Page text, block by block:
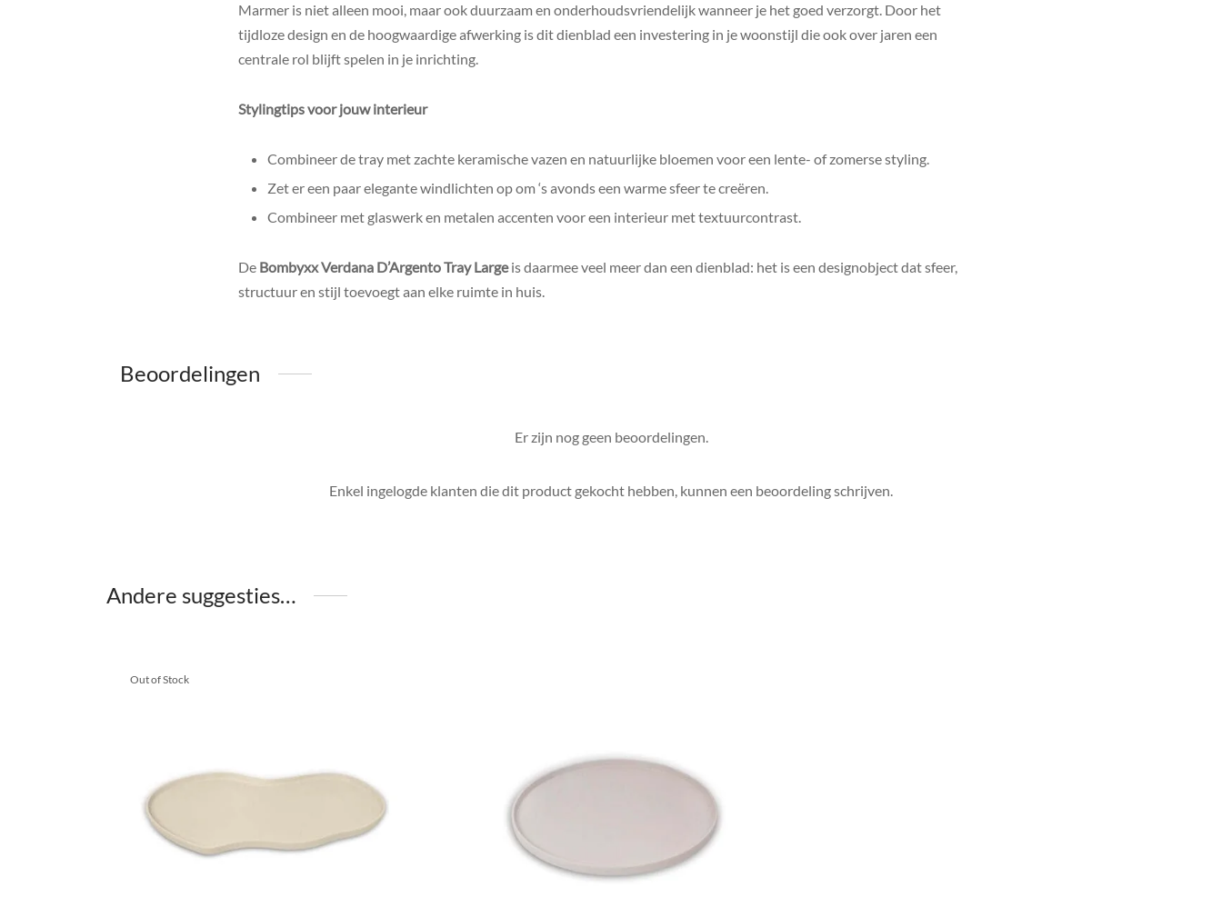
Marmer is niet alleen mooi, maar ook duurzaam en onderhoudsvriendelijk wanneer je het goed verzorgt. Door het
tijdloze design en de hoogwaardige afwerking is dit dienblad een investering in je woonstijl die ook over jaren een
centrale rol blijft spelen in je inrichting.
Stylingtips voor jouw interieur
Combineer de tray met zachte keramische vazen en natuurlijke bloemen voor een lente- of zomerse styling.
Zet er een paar elegante windlichten op om ‘s avonds een warme sfeer te creëren.
Combineer met glaswerk en metalen accenten voor een interieur met textuurcontrast.
De Bombyxx Verdana D’Argento Tray Largeis daarmee veel meer dan een dienblad: het is een designobject dat sfeer,
structuur en stijl toevoegt aan elke ruimte in huis.
Beoordelingen
Er zijn nog geen beoordelingen.
Enkel ingelogde klanten die dit product gekocht hebben, kunnen een beoordeling schrijven.
Andere suggesties…
Out of Stock